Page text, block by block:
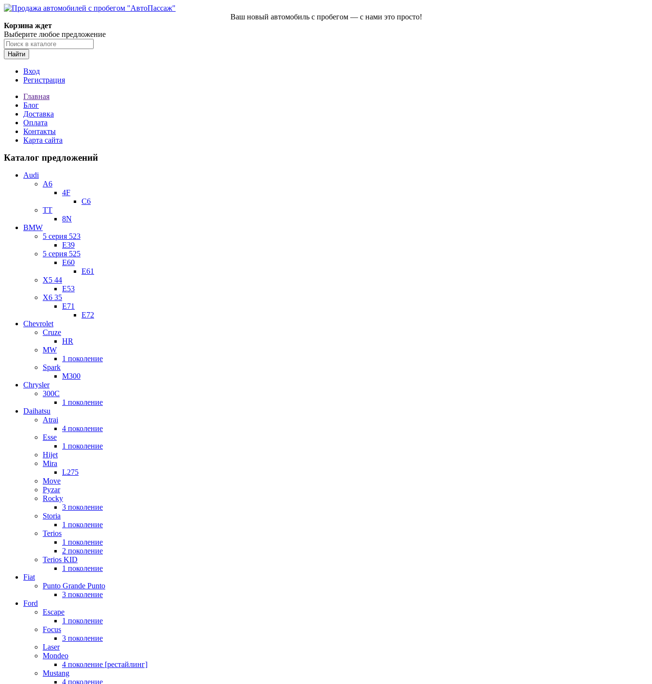
Ваш новый автомобиль с пробегом — с нами это просто!
Корзина ждет
Выберите любое предложение
Найти
Вход
Регистрация
Главная
Блог
Доставка
Оплата
Контакты
Карта сайта
Каталог предложений
Audi
A6
4F
C6
TT
8N
BMW
5 серия 523
E39
5 серия 525
E60
E61
X5 44
E53
X6 35
E71
E72
Chevrolet
Cruze
HR
MW
1 поколение
Spark
M300
Chrysler
300C
1 поколение
Daihatsu
Atrai
4 поколение
Esse
1 поколение
Hijet
Mira
L275
Move
Pyzar
Rocky
3 поколение
Storia
1 поколение
Terios
1 поколение
2 поколение
Terios KID
1 поколение
Fiat
Punto Grande Punto
3 поколение
Ford
Escape
1 поколение
Focus
3 поколение
Laser
Mondeo
4 поколение [рестайлинг]
Mustang
4 поколение